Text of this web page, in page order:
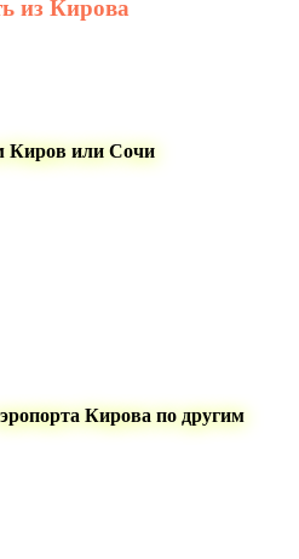
из Кирова
Киров или Сочи
Кирова по другим